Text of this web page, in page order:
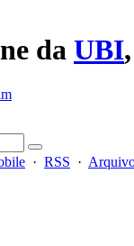
da UBI
· RSS ·